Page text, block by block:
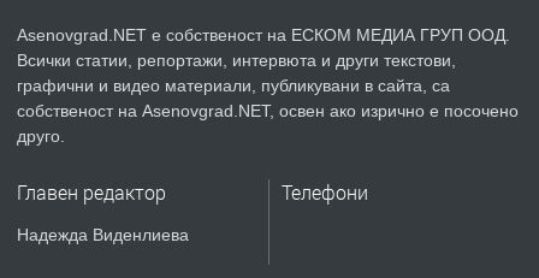
преди 2 години
ПРЕДЛАГА
Давам индивидуалани уроци по
Asenovgrad.NET е собственост на ЕСКОМ МЕДИА ГРУП ООД.
Всички статии, репортажи, интервюта и други текстови,
графични и видео материали, публикувани в сайта, са
собственост на Asenovgrad.NET, освен ако изрично е посочено
друго.
Главен редактор
Надежда Виденлиева
Телефони